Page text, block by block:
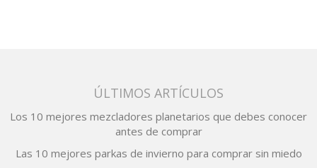
ÚLTIMOS ARTÍCULOS
Los 10 mejores mezcladores planetarios que debes conocer
antes de comprar
Las 10 mejores parkas de invierno para comprar sin miedo